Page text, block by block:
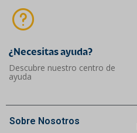
¿Necesitas ayuda?​
Descubre nuestro centro de
ayuda
Sobre Nosotros